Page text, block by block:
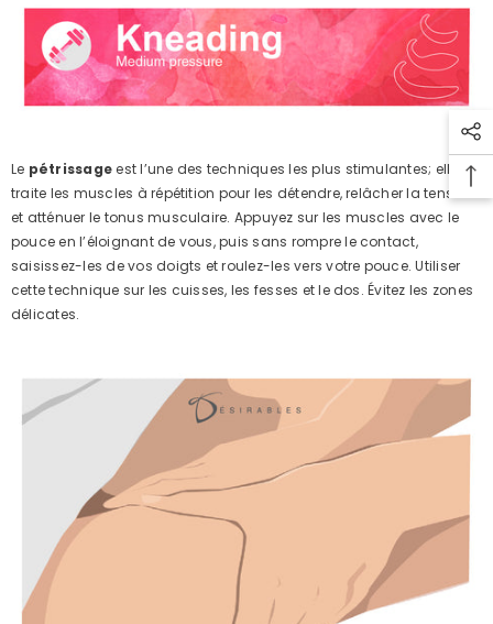
Le pétrissage est l’une des techniques les plus stimulantes; elle
traite les muscles à répétition pour les détendre, relâcher la tension
et atténuer le tonus musculaire. Appuyez sur les muscles avec le
pouce en l’éloignant de vous, puis sans rompre le contact,
saisissez-les de vos doigts et roulez-les vers votre pouce. Utiliser
cette technique sur les cuisses, les fesses et le dos. Évitez les zones
délicates.